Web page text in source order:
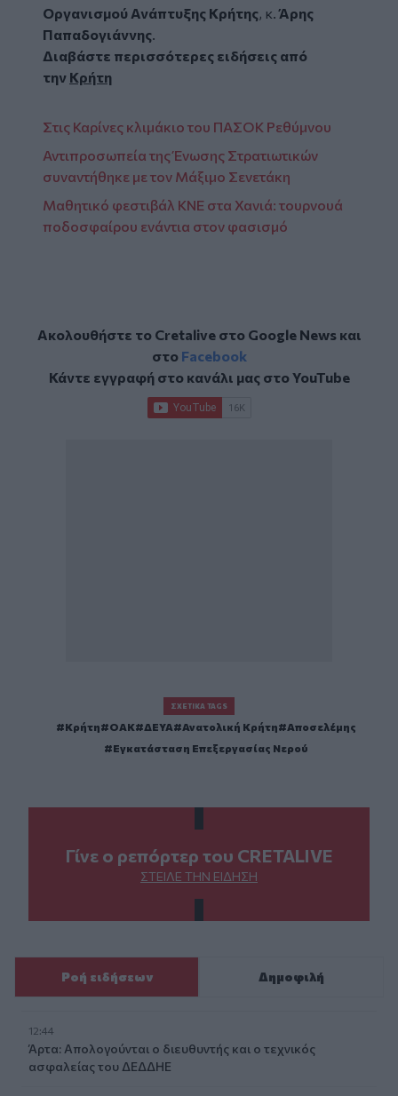
Οργανισμού Ανάπτυξης Κρήτης, κ.Άρης
Παπαδογιάννης.
Διαβάστε περισσότερες ειδήσεις από
την Κρήτη
Στις Καρίνες κλιμάκιο του ΠΑΣΟΚ Ρεθύμνου
Αντιπροσωπεία της Ένωσης Στρατιωτικών
συναντήθηκε με τον Μάξιμο Σενετάκη
Μαθητικό φεστιβάλ ΚΝΕ στα Χανιά: τουρνουά
ποδοσφαίρου ενάντια στον φασισμό
Ακολουθήστε το Cretalive στο Google Newsκαι
στο Facebook
Κάντε εγγραφή στο κανάλι μας στοYouTube
ΣΧΕΤΙΚΆ TAGS
Κρήτη ΟΑΚ ΔΕΥΑ Ανατολική Κρήτη
Αποσελέμης
Εγκατάσταση Επεξεργασίας Νερού
Γίνε ο ρεπόρτερ του CRETALIVE
ΣΤΕΊΛΕ ΤΗΝ ΕΊΔΗΣΗ
Ροή ειδήσεων Δημοφιλή
12:44
Άρτα: Απολογούνται ο διευθυντής και ο τεχνικός
ασφαλείας του ΔΕΔΔΗΕ